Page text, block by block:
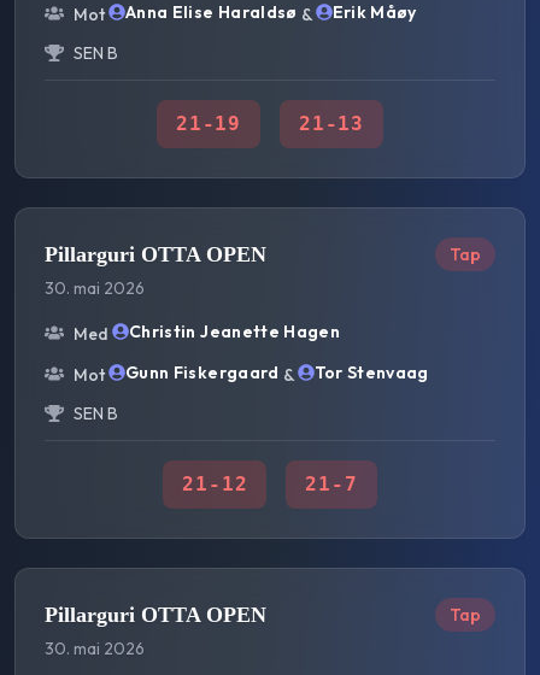
Mot
Anna Elise Haraldsø &
Erik Måøy
SEN B
21 -19 21 -13
Pillarguri OTTA OPEN
30. mai 2026
Tap
Med
Christin Jeanette Hagen
Mot
Gunn Fiskergaard &
Tor Stenvaag
SEN B
21 - 12 21 - 7
Pillarguri OTTA OPEN
30. mai 2026
Tap